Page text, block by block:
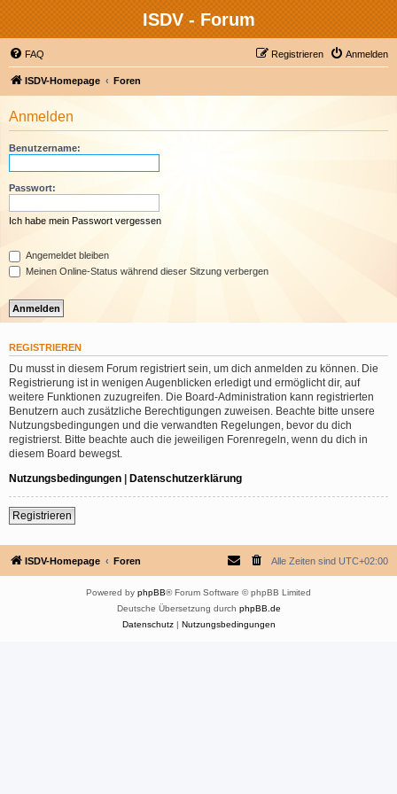
ISDV - Forum
FAQ Anmelden
Registrieren
ISDV-Homepage Foren
Anmelden
Benutzername:
Passwort:
Ich habe mein Passwort vergessen
Angemeldet bleiben
Meinen Online-Status während dieser Sitzung verbergen
REGISTRIEREN
Du musst in diesem Forum registriert sein, um dich anmelden zu können. Die
Registrierung ist in wenigen Augenblicken erledigt und ermöglicht dir, auf
weitere Funktionen zuzugreifen. Die Board-Administration kann registrierten
Benutzern auch zusätzliche Berechtigungen zuweisen. Beachte bitte unsere
Nutzungsbedingungen und die verwandten Regelungen, bevor du dich
registrierst. Bitte beachte auch die jeweiligen Forenregeln, wenn du dich in
diesem Board bewegst.
Nutzungsbedingungen | Datenschutzerklärung
Registrieren
ISDV-Homepage Foren Alle Zeiten sind UTC+02:00
Powered by phpBB® Forum Software © phpBB Limited
Deutsche Übersetzung durch phpBB.de
Datenschutz| Nutzungsbedingungen